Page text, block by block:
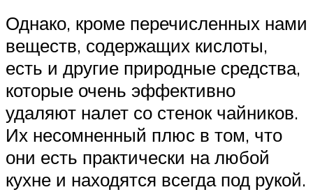
Однако, кроме перечисленных нами
веществ, содержащих кислоты,
есть и другие природные средства,
которые очень эффективно
удаляют налет со стенок чайников.
Их несомненный плюс в том, что
они есть практически на любой
кухне и находятся всегда под рукой.